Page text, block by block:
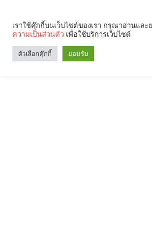
เราใช้คุ๊กกี้บนเว็บไซต์ของเรา กรุณาอ่านและ
ความเป็นส่วนตัว เพื่อใช้บริการเว็บไซต์
ตัวเลือกคุ๊กกี้ ยอมรับ